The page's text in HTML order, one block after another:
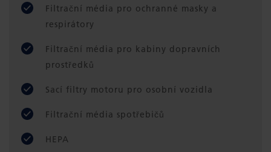
Filtrační média pro ochranné masky a
respirátory
Filtrační média pro kabiny dopravních
prostředků
Sací filtry motoru pro osobní vozidla
Filtrační média spotřebičů
HEPA